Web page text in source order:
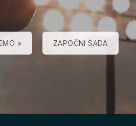
» ZAPOČNI SADA